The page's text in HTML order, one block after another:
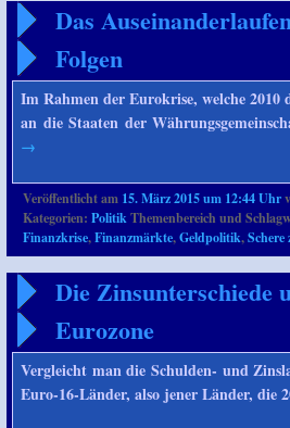
Das
Folgen
Im Rahmen der Eurokrise, welche 2010
an die Staaten der
→
Veröffentlicht am 15. März 2015 um 12:44 Uhr
Kategorien:PolitikThemenbereich und
Finanzkrise,Finanzmärkte,Geldpolitik,
Die Zinsunterschiede
Eurozone
Vergleicht man die Schulden- und
Euro-16-Länder, also jener Länder, die